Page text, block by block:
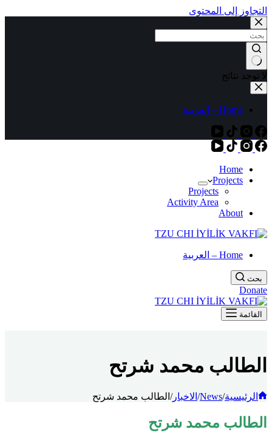
التجاوز إلى المحتوى
لا توجد نتائج
Home – العربية
Home
Projects
Projects
Activity Area
About
Home – العربية
بحث
Donate
القائمة
الطالب محمد شرتح
الرئيسية/
News
/ الاخبار/ الطالب محمد شرتح
الطالب محمد شرتح